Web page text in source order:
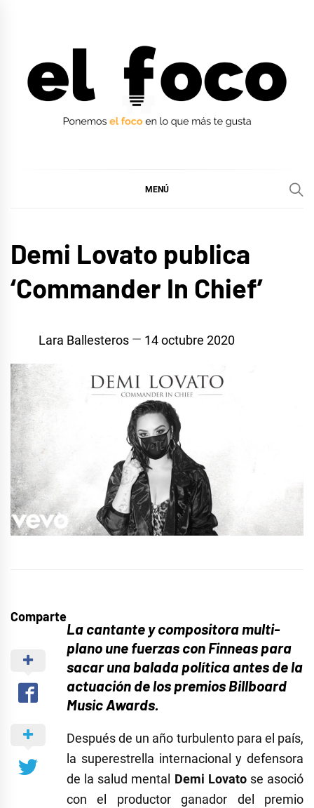
MENÚ
Demi Lovato publica
‘Commander In Chief’
Lara Ballesteros 14 octubre 2020
Comparte
La cantante y compositora multi-
plano une fuerzas con Finneas para
sacar una balada política antes de la
actuación de los premios Billboard
Music Awards.
Después de un año turbulento para el país,
la superestrella internacional y defensora
de la salud mental Demi Lovatose asoció
con el productor ganador del premio